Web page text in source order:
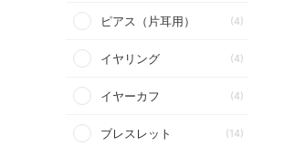
ピアス（片耳用） (4)
イヤリング (4)
イヤーカフ (4)
ブレスレット (14)